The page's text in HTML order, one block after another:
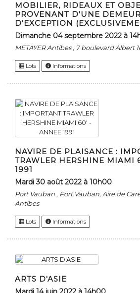
MOBILIER, RIDEAUX ET
PROVENANT D'UNE
D'EXCEPTION
dimanche 04 septembre 2022 à
METAYER Antibes , 7 boulevard Albert
Lots Informations
NAVIRE DE PLAISANCE :
TRAWLER HERSHINE MIAMI
1991
mardi 30 août 2022 à 10h00
Port Vauban , Port Vauban, Aire de
Antibes
Lots Informations
ARTS D'ASIE